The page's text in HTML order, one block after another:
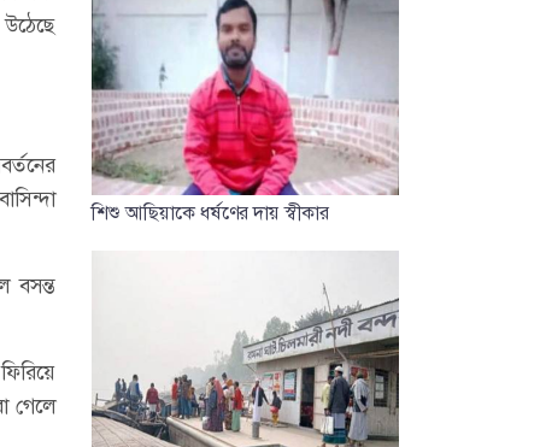
বসন্ত
গেলে
শিশু আছিয়াকে ধর্ষণের দায় স্বীকার